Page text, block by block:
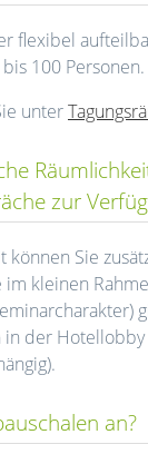
flexibel
100 Personen.
unter
zur
können Sie
kleinen
in der
an?